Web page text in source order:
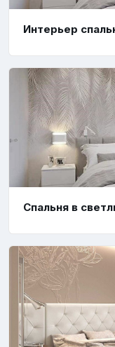
Интерьер
Спальня в